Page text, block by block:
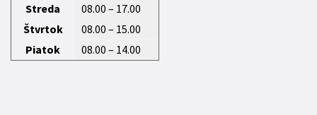
Streda
08.00 – 17.00
Štvrtok
08.00 – 15.00
Piatok
08.00 – 14.00